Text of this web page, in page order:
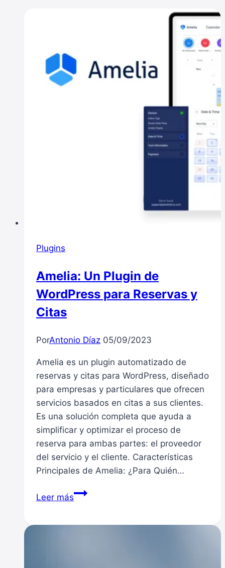
Plugins
Amelia: Un Plugin de
WordPress para Reservas y
Citas
PorAntonio Díaz 05/09/2023
Amelia es un plugin automatizado de
reservas y citas para WordPress, diseñado
para empresas y particulares que ofrecen
servicios basados en citas a sus clientes.
Es una solución completa que ayuda a
simplificar y optimizar el proceso de
reserva para ambas partes: el proveedor
del servicio y el cliente. Características
Principales de Amelia: ¿Para Quién…
Leer másAmelia: